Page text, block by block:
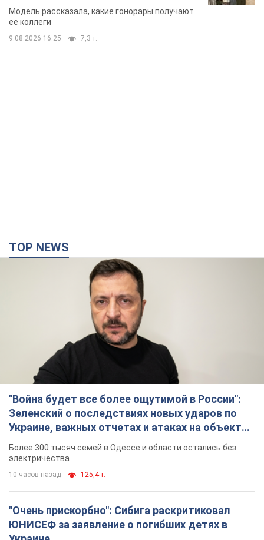
стороне модельной карьеры
Модель рассказала, какие гонорары получают
ее коллеги
9.08.2026 16:25 7,3 т.
TOP NEWS
"Война будет все более ощутимой в России":
Зеленский о последствиях новых ударов по
Украине, важных отчетах и атаках на объекты
противника. Видео
Более 300 тысяч семей в Одессе и области остались без
электричества
10 часов назад 125,4 т.
"Очень прискорбно": Сибига раскритиковал
ЮНИСЕФ за заявление о погибших детях в